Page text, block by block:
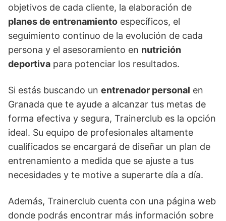
objetivos de cada cliente, la elaboración de
planes de entrenamiento específicos, el
seguimiento continuo de la evolución de cada
persona y el asesoramiento en nutrición
deportiva para potenciar los resultados.
Si estás buscando un entrenador personal en
Granada que te ayude a alcanzar tus metas de
forma efectiva y segura, Trainerclub es la opción
ideal. Su equipo de profesionales altamente
cualificados se encargará de diseñar un plan de
entrenamiento a medida que se ajuste a tus
necesidades y te motive a superarte día a día.
Además, Trainerclub cuenta con una página web
donde podrás encontrar más información sobre